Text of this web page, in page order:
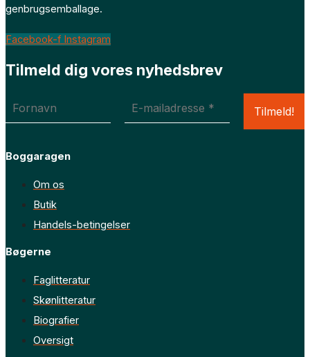
genbrugsemballage.
Facebook-f Instagram
Tilmeld dig vores nyhedsbrev
Boggaragen
Om os
Butik
Handels-betingelser
Bøgerne
Faglitteratur
Skønlitteratur
Biografier
Oversigt